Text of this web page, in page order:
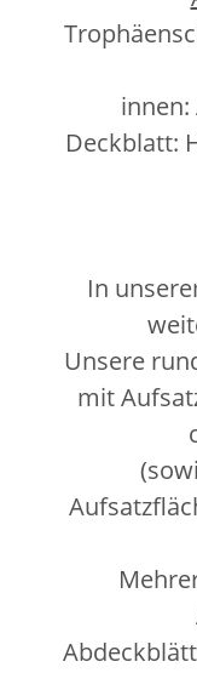
innen:
Deckblatt:
In
Unsere
mit